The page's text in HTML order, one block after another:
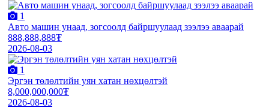
1
Авто машин унаад, зогсоолд байршуулаад зээлээ аваарай
888,888,888₮
2026-08-03
1
Эргэн төлөлтийн уян хатан нөхцөлтэй
8,000,000,000₮
2026-08-03